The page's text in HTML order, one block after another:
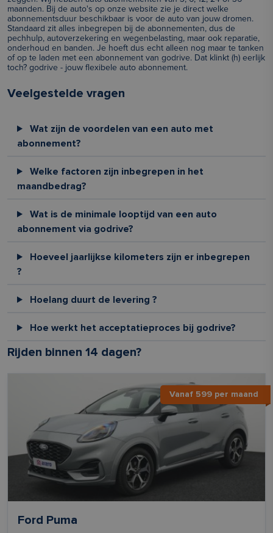
maanden. Bij de auto's op onze website zie je direct welke
abonnementsduur beschikbaar is voor de auto van jouw dromen.
Standaard zit alles inbegrepen bij de abonnementen, dus de
pechhulp, autoverzekering en wegenbelasting, maar ook reparatie,
onderhoud en banden. Je hoeft dus echt alleen nog maar te tanken
of op te laden met een abonnement van godrive. Dat klinkt (h) eerlijk
toch? godrive - jouw flexibele auto abonnement.
Veelgestelde vragen
Wat zijn de voordelen van een auto met
abonnement?
Welke factoren zijn inbegrepen in het
maandbedrag?
Wat is de minimale looptijd van een auto
abonnement via godrive?
Hoeveel jaarlijkse kilometers zijn er inbegrepen
?
Hoelang duurt de levering ?
Hoe werkt het acceptatieproces bij godrive?
Rijden binnen 14 dagen?
Vanaf 599 per maand
Ford Puma